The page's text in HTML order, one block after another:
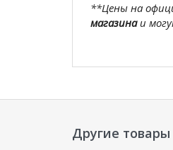
**Цены на
магазинаи
Другие